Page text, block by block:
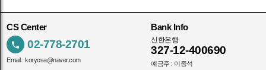
CS Center
02-778-2701
Email :koryosa@naver.com
Bank Info
신한은행
327-12-400690
예금주 : 이종석